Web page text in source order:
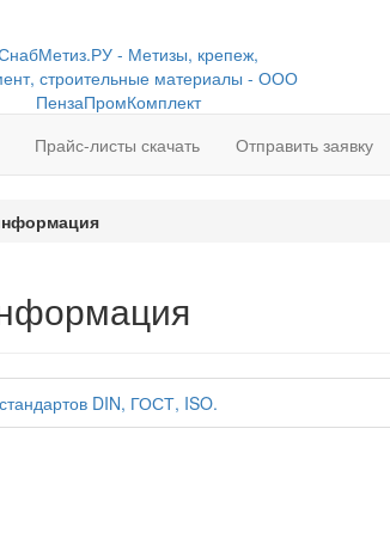
Прайс-листы скачать Отправить заявку
DIN, ГОСТ, ISO.